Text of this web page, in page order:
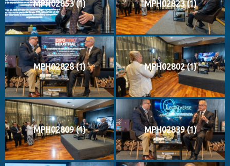
MPH02853 (1) MPH02823 (1)
MPH02828 (1) MPH02802 (1)
MPH02809 (1) MPH02839 (1)